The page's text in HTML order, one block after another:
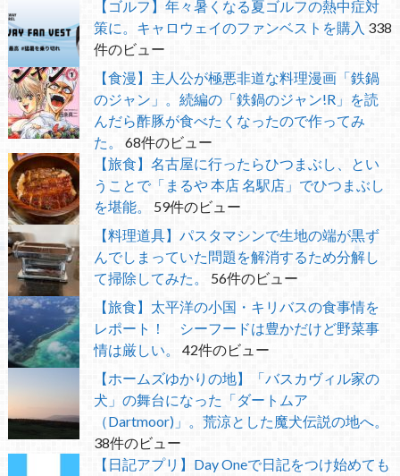
【ゴルフ】年々暑くなる夏ゴルフの熱中症対
策に。キャロウェイのファンベストを購入 338
件のビュー
【食漫】主人公が極悪非道な料理漫画「鉄鍋
のジャン」。続編の「鉄鍋のジャン!R」を読
んだら酢豚が食べたくなったので作ってみ
た。
68件のビュー
【旅食】名古屋に行ったらひつまぶし、とい
うことで「まるや 本店 名駅店」でひつまぶし
を堪能。
59件のビュー
【料理道具】パスタマシンで生地の端が黒ず
んでしまっていた問題を解消するため分解し
て掃除してみた。
56件のビュー
【旅食】太平洋の小国・キリバスの食事情を
レポート！ シーフードは豊かだけど野菜事
情は厳しい。
42件のビュー
【ホームズゆかりの地】「バスカヴィル家の
犬」の舞台になった「ダートムア
（Dartmoor)」。荒涼とした魔犬伝説の地へ。
38件のビュー
【日記アプリ】Day Oneで日記をつけ始めても